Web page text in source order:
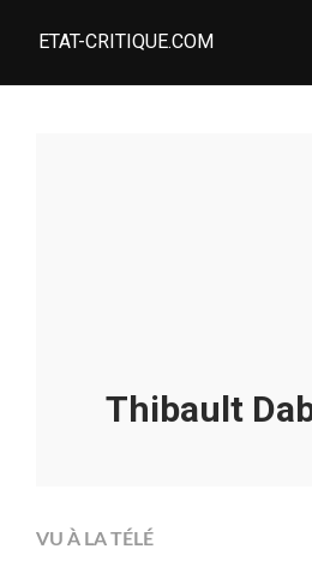
ETAT-CRITIQUE.COM
Thibault
VU À LA TÉLÉ